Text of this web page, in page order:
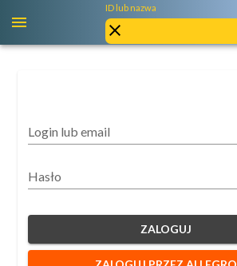
ID lub nazwa
Login lub email
Hasło
ZALOGUJ